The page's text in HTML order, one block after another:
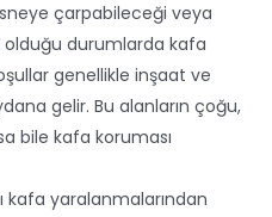
çarpabileceği veya
durumlarda kafa
genellikle inşaat ve
gelir. Bu alanların çoğu,
bile kafa koruması
kafa yaralanmalarından